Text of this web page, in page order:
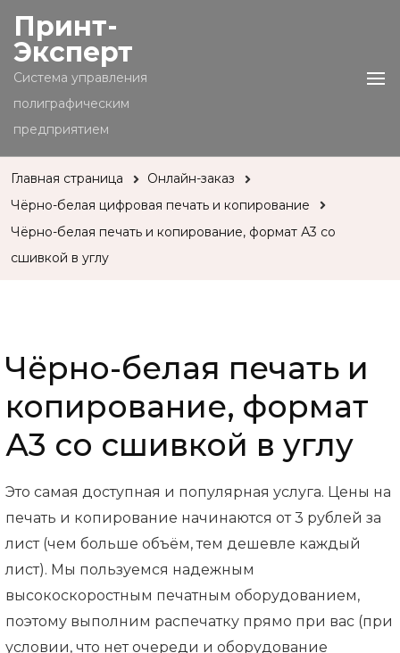
Принт-
Эксперт
Cистема управления
полиграфическим
предприятием
Главная страница
Онлайн-заказ
Чёрно-белая цифровая печать и копирование
Чёрно-белая печать и копирование, формат А3 со
сшивкой в углу
Чёрно-белая печать и
копирование, формат
А3 со сшивкой в углу
Это самая доступная и популярная услуга. Цены на
печать и копирование начинаются от 3 рублей за
лист (чем больше объём, тем дешевле каждый
лист). Мы пользуемся надежным
высокоскоростным печатным оборудованием,
поэтому выполним распечатку прямо при вас (при
условии, что нет очереди и оборудование